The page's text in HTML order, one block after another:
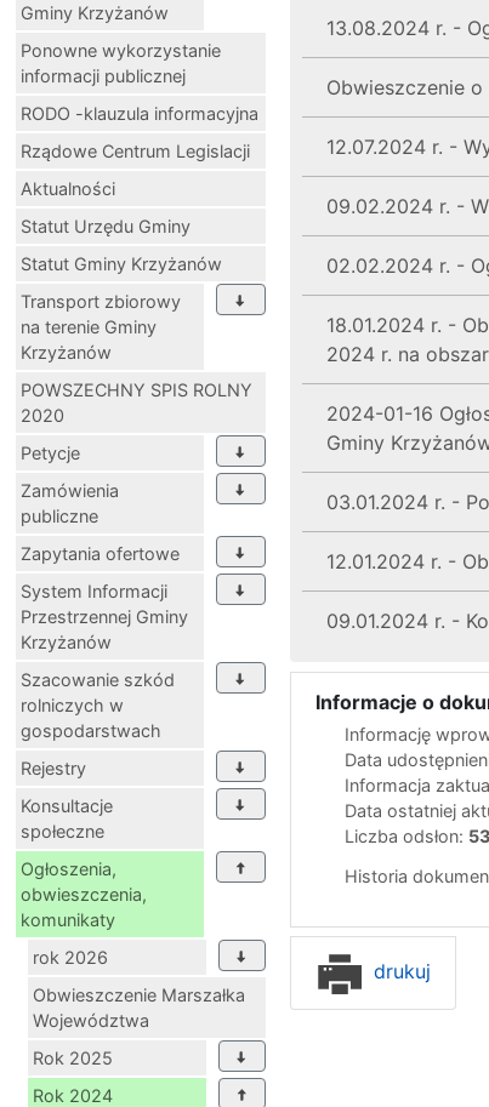
Gminy Krzyżanów
Ponowne wykorzystanie
informacji publicznej
RODO -klauzula informacyjna
Rządowe Centrum Legislacji
Aktualności
Statut Urzędu Gminy
Statut Gminy Krzyżanów
Transport zbiorowy
na terenie Gminy
Krzyżanów
POWSZECHNY SPIS ROLNY
2020
Petycje
Zamówienia
publiczne
Zapytania ofertowe
System Informacji
Przestrzennej Gminy
Krzyżanów
Szacowanie szkód
rolniczych w
gospodarstwach
Rejestry
Konsultacje
społeczne
Ogłoszenia,
obwieszczenia,
komunikaty
rok 2026
Obwieszczenie Marszałka
Województwa
Rok 2025
Rok 2024
13.08.2024 r. -
Obwieszczenie
12.07.2024 r. -
09.02.2024 r. -
02.02.2024 r. -
18.01.2024 r. -
2024 r. na
2024-01-16
Gminy
03.01.2024 r. -
12.01.2024 r. -
09.01.2024 r. -
Informacje o
Informację
Data
Informacja
Data ostatniej
Liczba odsłon:
Historia
drukuj